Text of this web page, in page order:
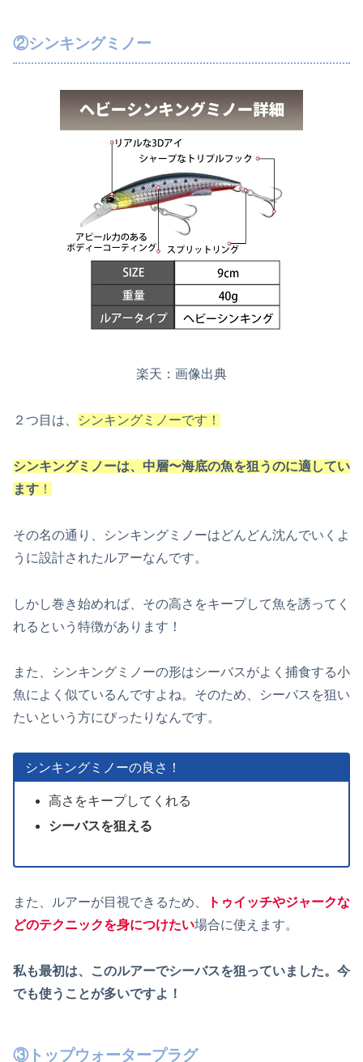
②シンキングミノー
楽天：画像出典
２つ目は、 シンキングミノーです！
シンキングミノーは、中層〜海底の魚を狙うのに適してい
ます ！
その名の通り、シンキングミノーはどんどん沈んでいくよ
うに設計されたルアーなんです。
しかし巻き始めれば、その高さをキープして魚を誘ってく
れるという特徴があります！
また、シンキングミノーの形はシーバスがよく捕食する小
魚によく似ているんですよね。そのため、シーバスを狙い
たいという方にぴったりなんです。
シンキングミノーの良さ！
高さをキープしてくれる
シーバスを狙える
また、ルアーが目視できるため、
トゥイッチやジャークな
どのテクニックを身につけたい場合に使えます。
私も最初は、このルアーでシーバスを狙っていました。今
でも使うことが多いですよ！
③トップウォータープラグ